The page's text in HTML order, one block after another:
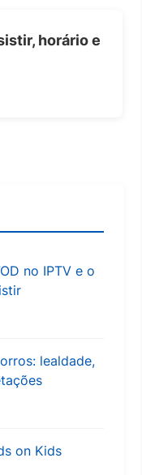
horário e
no IPTV e o
lealdade,
on Kids